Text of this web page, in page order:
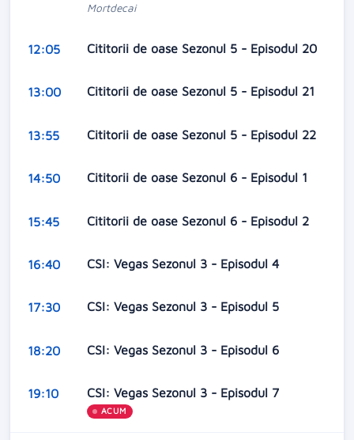
Mortdecai
12:05 Cititorii de oase Sezonul 5 - Episodul 20
13:00 Cititorii de oase Sezonul 5 - Episodul 21
13:55 Cititorii de oase Sezonul 5 - Episodul 22
14:50 Cititorii de oase Sezonul 6 - Episodul 1
15:45 Cititorii de oase Sezonul 6 - Episodul 2
16:40 CSI: Vegas Sezonul 3 - Episodul 4
17:30 CSI: Vegas Sezonul 3 - Episodul 5
18:20 CSI: Vegas Sezonul 3 - Episodul 6
19:10 CSI: Vegas Sezonul 3 - Episodul 7
ACUM